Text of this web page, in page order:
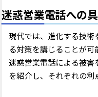
迷惑営業電話への
現代では、進化する技
る対策を講じることが可
迷惑営業電話による被
を紹介し、それぞれの利